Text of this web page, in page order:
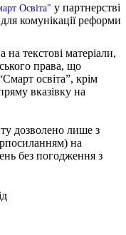
Освіта" у партнерстві
комунікації реформи
текстові матеріали,
права, що
освіта”, крім
вказівку на
дозволено лише з
на
без погодження з